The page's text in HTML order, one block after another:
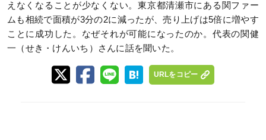
えなくなることが少なくない。東京都清瀬市にある関ファー
ムも相続で面積が3分の2に減ったが、売り上げは5倍に増やす
ことに成功した。なぜそれが可能になったのか。代表の関健
一（せき・けんいち）さんに話を聞いた。
URLをコピー